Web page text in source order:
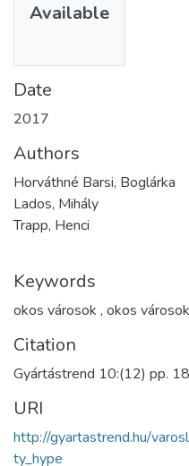
Available
Date
2017
Authors
Horváthné Barsi, Boglárka
Lados, Mihály
Trapp, Henci
Keywords
okos városok , okos
Citation
Gyártástrend 10:(12) pp.
URI
http://gyartastrend.hu/
ty_hype